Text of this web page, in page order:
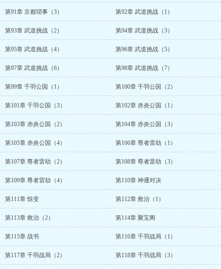
第91章 京都琐事（3） 第92章 武道挑战（1）
第93章 武道挑战（2） 第94章 武道挑战（3）
第95章 武道挑战（4） 第96章 武道挑战（5）
第97章 武道挑战（6） 第98章 武道挑战（7）
第99章 千羽公国（1） 第100章 千羽公国（2）
第101章 千羽公国（3） 第102章 赤炎公国（1）
第103章 赤炎公国（2） 第104章 赤炎公国（3）
第105章 赤炎公国（4） 第106章 尊者雷劫（1）
第107章 尊者雷劫（2） 第108章 尊者雷劫（3）
第109章 尊者雷劫（4） 第110章 神通对决
第111章 惊变 第112章 救治（1）
第113章 救治（2） 第114章 聚宝阁
第115章 战书 第116章 千羽战局（1）
第117章 千羽战局（2） 第118章 千羽战局（3）